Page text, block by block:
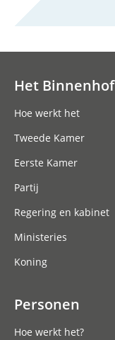
Het Binnenhof
Hoe werkt het
Tweede Kamer
Eerste Kamer
Partij
Regering en kabinet
Ministeries
Koning
Personen
Hoe werkt het?